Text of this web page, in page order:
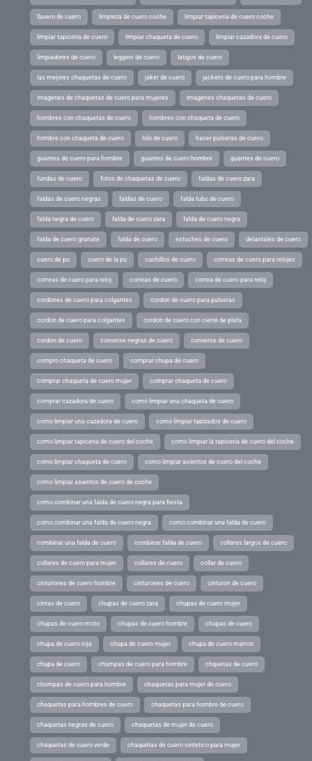
llavero de cuero limpieza de cuero coche limpiar tapiceria de cuero coche
limpiar tapiceria de cuero limpiar chaqueta de cuero limpiar cazadora de cuero
limpiadores de cuero leggins de cuero latigos de cuero
las mejores chaquetas de cuero jaket de cuero jackets de cuero para hombre
imagenes de chaquetas de cuero para mujeres imagenes chaquetas de cuero
hombres con chaquetas de cuero hombres con chaqueta de cuero
hombre con chaqueta de cuero hilo de cuero hacer pulseras de cuero
guantes de cuero para hombre guantes de cuero hombre guantes de cuero
fundas de cuero fotos de chaquetas de cuero faldas de cuero zara
faldas de cuero negras faldas de cuero falda tubo de cuero
falda negra de cuero falda de cuero zara falda de cuero negra
falda de cuero granate falda de cuero estuches de cuero delantales de cuero
cuero de pu cuero de la pu cuchillos de cuero correas de cuero para relojes
correas de cuero para reloj correas de cuero correa de cuero para reloj
cordones de cuero para colgantes cordon de cuero para pulseras
cordon de cuero para colgantes cordon de cuero con cierre de plata
cordon de cuero converse negras de cuero converse de cuero
compro chaqueta de cuero comprar chupa de cuero
comprar chaqueta de cuero mujer comprar chaqueta de cuero
comprar cazadora de cuero como limpiar una chaqueta de cuero
como limpiar una cazadora de cuero como limpiar tapizados de cuero
como limpiar tapiceria de cuero del coche como limpiar la tapiceria de cuero del coche
como limpiar chaqueta de cuero como limpiar asientos de cuero del coche
como limpiar asientos de cuero de coche
como combinar una falda de cuero negra para fiesta
como combinar una falda de cuero negra como combinar una falda de cuero
combinar una falda de cuero combinar falda de cuero collares largos de cuero
collares de cuero para mujer collares de cuero collar de cuero
cinturones de cuero hombre cinturones de cuero cinturon de cuero
cintas de cuero chupas de cuero zara chupas de cuero mujer
chupas de cuero moto chupas de cuero hombre chupas de cuero
chupa de cuero roja chupa de cuero mujer chupa de cuero marron
chupa de cuero chumpas de cuero para hombre chquetas de cuero
chompas de cuero para hombre chaquetas para mujer de cuero
chaquetas para hombres de cuero chaquetas para hombre de cuero
chaquetas negras de cuero chaquetas de mujer de cuero
chaquetas de cuero verde chaquetas de cuero sintetico para mujer